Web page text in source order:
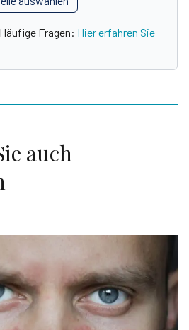
Fragen: Hier erfahren Sie
auch